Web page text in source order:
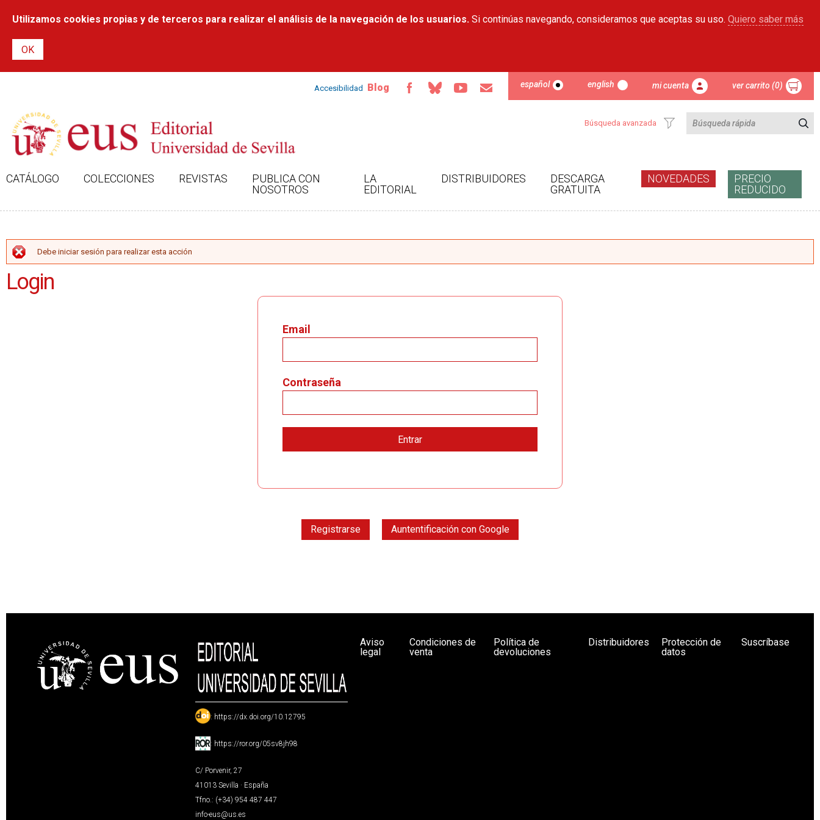
contenido
Utilizamos cookies propias y de terceros para realizar el análisis de la navegación de los usuarios. Si continúas navegando, consideramos que aceptas su uso. Quiero saber más
Accesibilidad Blog español english mi cuenta ver carrito (0)
Búsqueda avanzada
CATÁLOGO COLECCIONES REVISTAS
PUBLICA CON
NOSOTROS
LA
EDITORIAL
DISTRIBUIDORES
DESCARGA
GRATUITA
NOVEDADES
PRECIO
REDUCIDO
MENSAJE DE ERROR
Debe iniciar sesión para realizar esta acción
Login
Email
Contraseña
Registrarse Auntentificación con Google
: https://dx.doi.org/10.12795
: https://ror.org/05sv8jh98
C/ Porvenir, 27
41013 Sevilla · España
Tfno.: (+34) 954 487 447
info-eus@us.es
Aviso
legal
Condiciones de
venta
Política de
devoluciones
Distribuidores
Protección de
datos
Suscríbase